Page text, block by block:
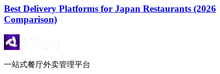
Best Delivery Platforms for Japan Restaurants (2026
Comparison)
一站式餐厅外卖管理平台